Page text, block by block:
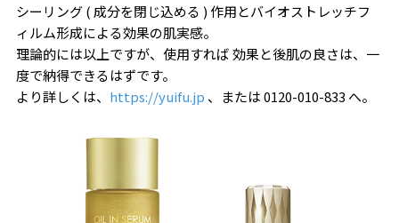
シーリング ( 成分を閉じ込める ) 作用とバイオストレッチフ
ィルム形成による効果の肌実感。
理論的には以上ですが、使用すれば 効果と後肌の良さは、一
度で納得できるはずです。
より詳しくは、 https://yuifu.jp 、または 0120-010-833 へ。